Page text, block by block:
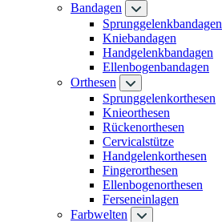
Bandagen
Sprunggelenkbandagen
Kniebandagen
Handgelenkbandagen
Ellenbogenbandagen
Orthesen
Sprunggelenkorthesen
Knieorthesen
Rückenorthesen
Cervicalstütze
Handgelenkorthesen
Fingerorthesen
Ellenbogenorthesen
Ferseneinlagen
Farbwelten